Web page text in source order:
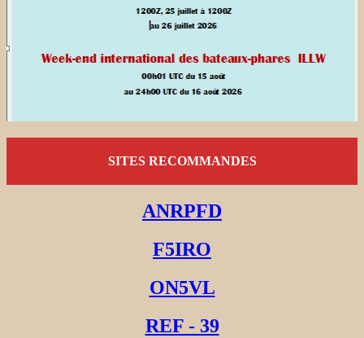
SITES RECOMMANDES
ANRPFD
F5IRO
ON5VL
REF - 39